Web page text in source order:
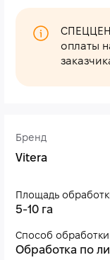
Бренд
Vitera
Площадь
5-10 га
Способ обработки
Обработка по
оплаты